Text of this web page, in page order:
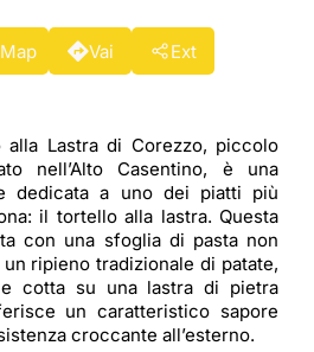
Map Vai Ext
alla Lastra di Corezzo, piccolo
nell’Alto Casentino, è una
dedicata a uno dei piatti più
il tortello alla lastra. Questa
con una sfoglia di pasta non
ripieno tradizionale di patate,
cotta su una lastra di pietra
un caratteristico sapore
croccante all’esterno.